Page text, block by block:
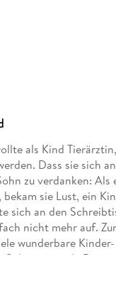
als Kind
Dass sie sich
zu verdanken: Als
sie Lust, ein
sich an den
nicht mehr auf.
wunderbare
Geboren wurde